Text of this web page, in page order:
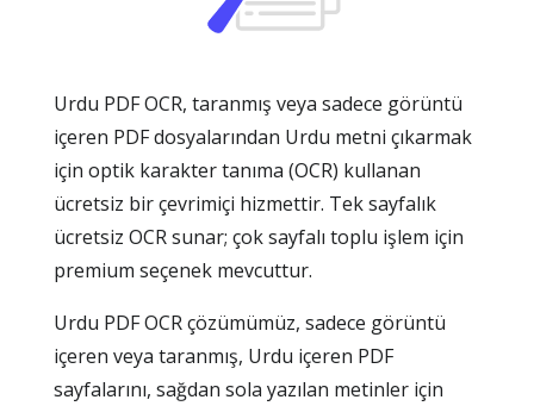
Urdu PDF OCR, taranmış veya sadece görüntü
içeren PDF dosyalarından Urdu metni çıkarmak
için optik karakter tanıma (OCR) kullanan
ücretsiz bir çevrimiçi hizmettir. Tek sayfalık
ücretsiz OCR sunar; çok sayfalı toplu işlem için
premium seçenek mevcuttur.
Urdu PDF OCR çözümümüz, sadece görüntü
içeren veya taranmış, Urdu içeren PDF
sayfalarını, sağdan sola yazılan metinler için